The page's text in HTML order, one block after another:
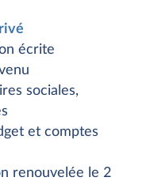
écrite
sociales,
et comptes
renouvelée le 2